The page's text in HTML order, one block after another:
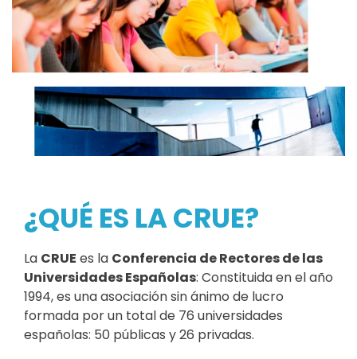
¿QUÉ ES LA CRUE?
La CRUE es la Conferencia de Rectores de las
Universidades Españolas: Constituida en el año
1994, es una asociación sin ánimo de lucro
formada por un total de 76 universidades
españolas: 50 públicas y 26 privadas.